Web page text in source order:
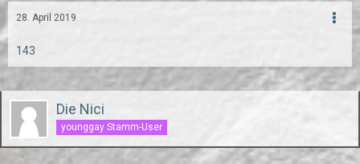
28. April 2019
143
Die Nici
younggay Stamm-User